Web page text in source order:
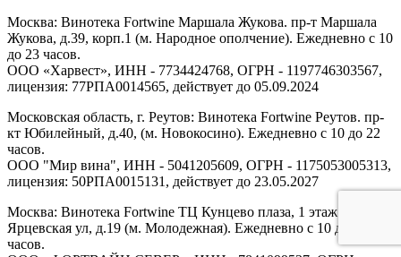
Москва: Винотека Fortwine Маршала Жукова. пр-т Маршала
Жукова, д.39, корп.1 (м. Народное ополчение). Ежедневно с 10
до 23 часов.
ООО «Харвест», ИНН - 7734424768, ОГРН - 1197746303567,
лицензия: 77РПА0014565, действует до 05.09.2024
Московская область, г. Реутов: Винотека Fortwine Реутов. пр-
кт Юбилейный, д.40, (м. Новокосино). Ежедневно с 10 до 22
часов.
ООО "Мир вина", ИНН - 5041205609, ОГРН - 1175053005313,
лицензия: 50РПА0015131, действует до 23.05.2027
Москва: Винотека Fortwine ТЦ Кунцево плаза, 1 этаж.
Ярцевская ул, д.19 (м. Молодежная). Ежедневно с 10 до 22
часов.